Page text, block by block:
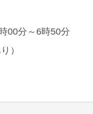
00分～6時50分
）